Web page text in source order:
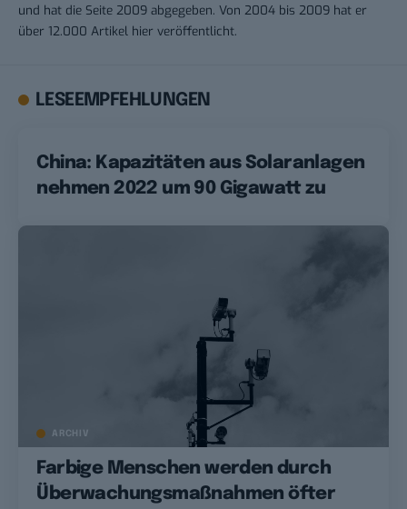
und hat die Seite 2009 abgegeben. Von 2004 bis 2009 hat er
über 12.000 Artikel hier veröffentlicht.
LESEEMPFEHLUNGEN
China: Kapazitäten aus Solaranlagen
nehmen 2022 um 90 Gigawatt zu
ARCHIV
Farbige Menschen werden durch
Überwachungsmaßnahmen öfter